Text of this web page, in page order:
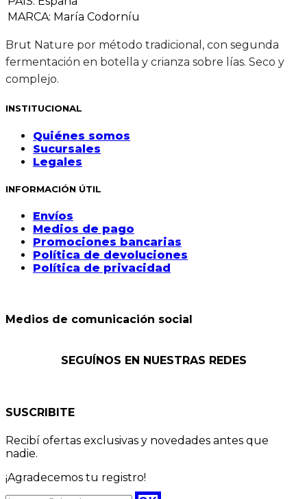
MARCA: María Codorníu
Brut Nature por método tradicional, con segunda
fermentación en botella y crianza sobre lías. Seco y
complejo.
INSTITUCIONAL
Quiénes somos
Sucursales
Legales
INFORMACIÓN ÚTIL
Envíos
Medios de pago
Promociones bancarias
Política de devoluciones
Política de privacidad
Medios de comunicación social
SEGUÍNOS EN NUESTRAS REDES
SUSCRIBITE
Recibí ofertas exclusivas y novedades antes que
nadie.
¡Agradecemos tu registro!